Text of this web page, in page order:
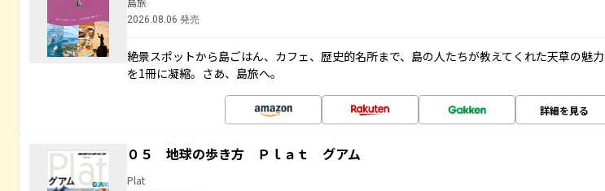
2026.08.06 発売
絶景スポットから島ごはん、カフェ、歴史的名所まで、島の人たちが教えてくれた天草の魅力
を1冊に凝縮。さあ、島旅へ。
詳細を見る
０５ 地球の歩き方 Ｐｌａｔ グアム
Plat